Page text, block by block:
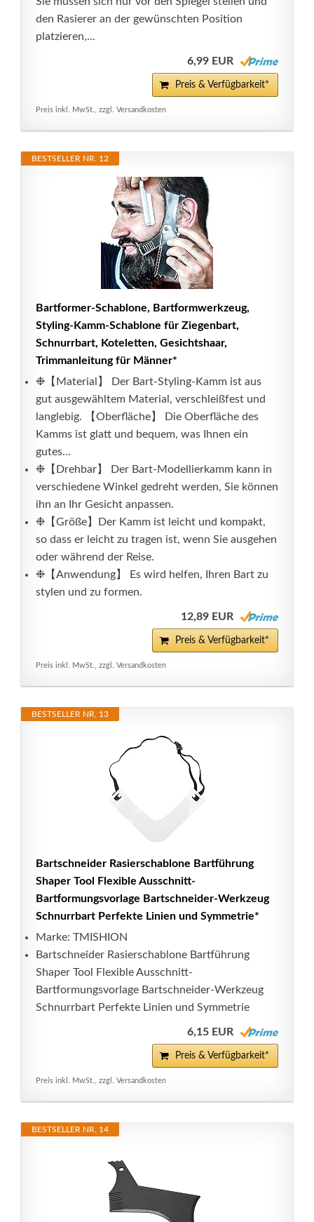
den Rasierer an der gewünschten Position
platzieren,...
6,99 EUR
Preis & Verfügbarkeit*
Preis inkl. MwSt., zzgl. Versandkosten
BESTSELLER NR. 12
Bartformer-Schablone, Bartformwerkzeug,
Styling-Kamm-Schablone für Ziegenbart,
Schnurrbart, Koteletten, Gesichtshaar,
Trimmanleitung für Männer*
❉【Material】 Der Bart-Styling-Kamm ist aus
gut ausgewähltem Material, verschleißfest und
langlebig. 【Oberfläche】 Die Oberfläche des
Kamms ist glatt und bequem, was Ihnen ein
gutes...
❉【Drehbar】 Der Bart-Modellierkamm kann in
verschiedene Winkel gedreht werden, Sie können
ihn an Ihr Gesicht anpassen.
❉【Größe】Der Kamm ist leicht und kompakt,
so dass er leicht zu tragen ist, wenn Sie ausgehen
oder während der Reise.
❉【Anwendung】 Es wird helfen, Ihren Bart zu
stylen und zu formen.
12,89 EUR
Preis & Verfügbarkeit*
Preis inkl. MwSt., zzgl. Versandkosten
BESTSELLER NR. 13
Bartschneider Rasierschablone Bartführung
Shaper Tool Flexible Ausschnitt-
Bartformungsvorlage Bartschneider-Werkzeug
Schnurrbart Perfekte Linien und Symmetrie*
Marke: TMISHION
Bartschneider Rasierschablone Bartführung
Shaper Tool Flexible Ausschnitt-
Bartformungsvorlage Bartschneider-Werkzeug
Schnurrbart Perfekte Linien und Symmetrie
6,15 EUR
Preis & Verfügbarkeit*
Preis inkl. MwSt., zzgl. Versandkosten
BESTSELLER NR. 14